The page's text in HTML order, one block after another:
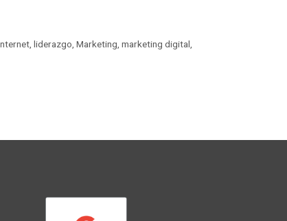
,liderazgo ,Marketing ,marketing digital